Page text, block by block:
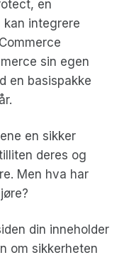
en
kan integrere
sin egen
en basispakke
en sikker
deres og
Men hva har
din inneholder
om sikkerheten